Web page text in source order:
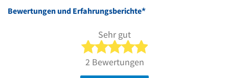
Bewertungen und Erfahrungsberichte*
Sehr gut
5 von 5 Sternen
2 Bewertungen